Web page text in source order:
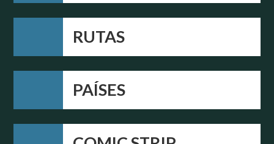
RUTAS
PAÍSES